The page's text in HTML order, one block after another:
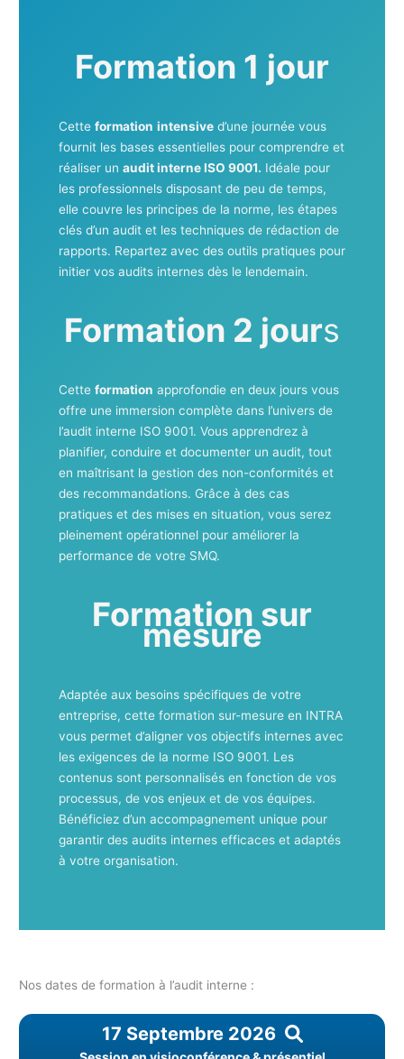
Formation 1 jour
Cette formation intensived’une journée vous
fournit les bases essentielles pour comprendre et
réaliser un audit interne ISO 9001. Idéale pour
les professionnels disposant de peu de temps,
elle couvre les principes de la norme, les étapes
clés d’un audit et les techniques de rédaction de
rapports. Repartez avec des outils pratiques pour
initier vos audits internes dès le lendemain.
Formation 2 jours
Cette formation approfondie en deux jours vous
offre une immersion complète dans l’univers de
l’audit interne ISO 9001. Vous apprendrez à
planifier, conduire et documenter un audit, tout
en maîtrisant la gestion des non-conformités et
des recommandations. Grâce à des cas
pratiques et des mises en situation, vous serez
pleinement opérationnel pour améliorer la
performance de votre SMQ.
Formation sur
mesure
Adaptée aux besoins spécifiques de votre
entreprise, cette formation sur-mesure en INTRA
vous permet d’aligner vos objectifs internes avec
les exigences de la norme ISO 9001. Les
contenus sont personnalisés en fonction de vos
processus, de vos enjeux et de vos équipes.
Bénéficiez d’un accompagnement unique pour
garantir des audits internes efficaces et adaptés
à votre organisation.
Nos dates de formation à l’audit interne :
17 Septembre 2026